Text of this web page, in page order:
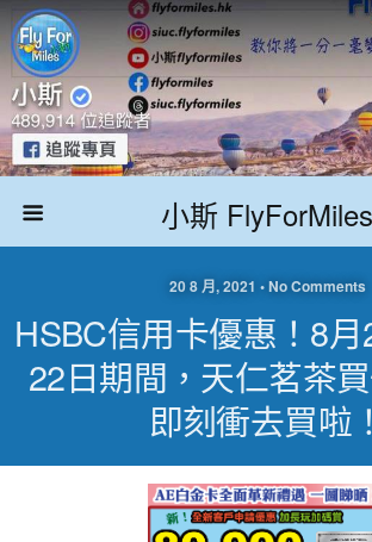
小斯 FlyForMiles
20 8 月, 2021 • No Comments
HSBC信用卡優惠！8月
22日期間，天仁茗茶
即刻衝去買啦！